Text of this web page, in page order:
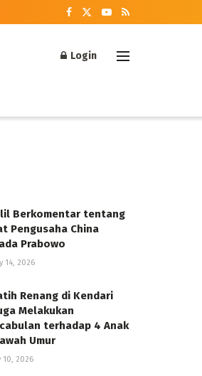
Login
Berkomentar tentang
Pengusaha China
Prabowo
14, 2026
Renang di Kendari
Melakukan
terhadap 4 Anak
Umur
10, 2026